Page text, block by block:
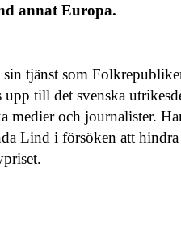
annat Europa.
tjänst som
till det svenska
medier och journalister.
Lind i försöken att